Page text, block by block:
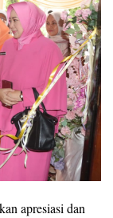
apresiasi dan